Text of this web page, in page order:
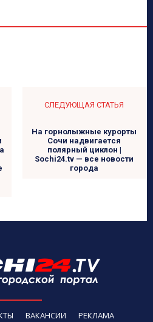
СЛЕДУЮЩАЯ СТАТЬЯ
На горнолыжные курорты
Сочи надвигается
полярный циклон |
Sochi24.tv — все новости
города
ВАКАНСИИ РЕКЛАМА